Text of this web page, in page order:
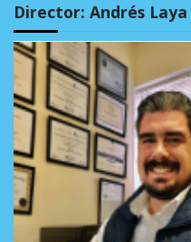
Director: Andrés Laya